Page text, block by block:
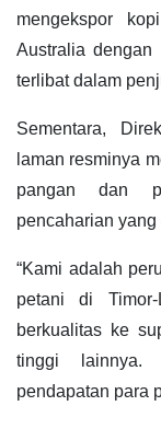
mengekspor
Australia dengan
terlibat dalam
Sementara,
laman resminya
pangan dan
pencaharian
“Kami adalah
petani di
berkualitas ke
tinggi lainnya.
pendapatan para